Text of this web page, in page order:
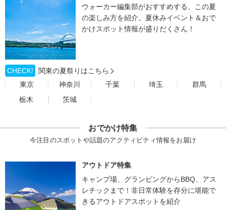
ウォーカー編集部がおすすめする、この夏
の楽しみ方を紹介。夏休みイベント＆おで
かけスポット情報が盛りだくさん！
CHECK!
関東の夏祭りはこちら
東京
神奈川 千葉 埼玉
群馬
栃木
茨城
おでかけ特集
今注目のスポットや話題のアクティビティ情報をお届け
アウトドア特集
キャンプ場、グランピングからBBQ、アス
レチックまで！非日常体験を存分に堪能で
きるアウトドアスポットを紹介